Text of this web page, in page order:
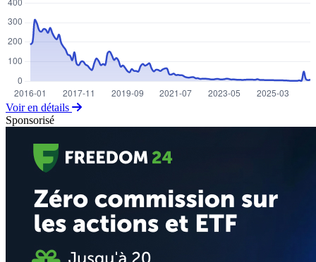
Voir en détails
Sponsorisé